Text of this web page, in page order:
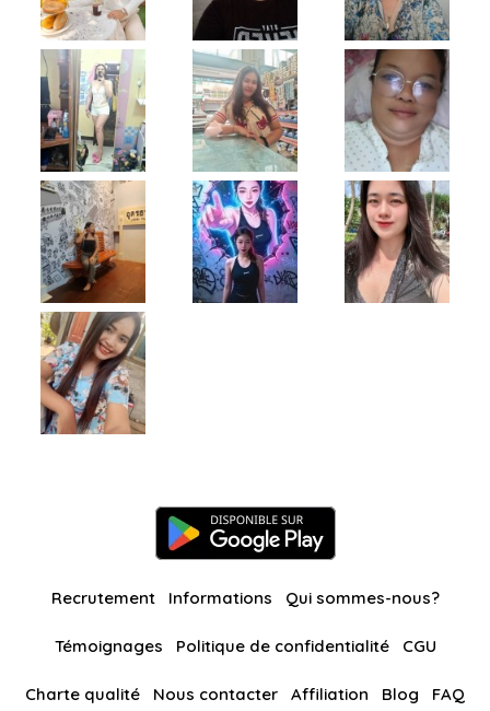
Recrutement Informations Qui sommes-nous?
Témoignages Politique de confidentialité CGU
Charte qualité Nous contacter Affiliation Blog FAQ